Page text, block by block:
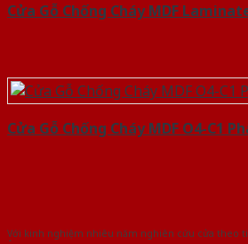
Cửa Gỗ Chống Cháy MDF
Cửa Gỗ Chống Cháy MDF O4-C1
Với kinh nghiệm nhiêu năm nghiên cứu cửa theo